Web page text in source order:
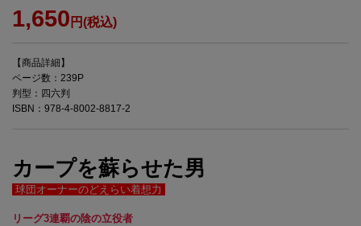
1,650 円(税込)
【商品詳細】
ページ数：239P
判型：四六判
ISBN：978-4-8002-8817-2
カープを蘇らせた男
球団オーナーのどえらい着想力
リーグ3連覇の陰の立役者